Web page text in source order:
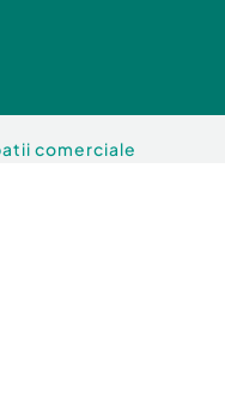
comerciale